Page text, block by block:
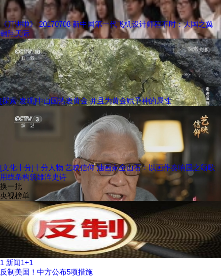
《开讲啦》 20170708 新中国第一代飞机设计师程不时：大国之翼
翱翔天际
[探索·发现]中山国热衷黄金 并且为黄金赋予神的属性
[文化十分]十分人物 艺映信仰 油画家全山石：以画作奏响国之颂歌
用线条构筑雄浑史诗
换一批
央视榜单
1 新闻1+1
反制美国！中方公布5项措施